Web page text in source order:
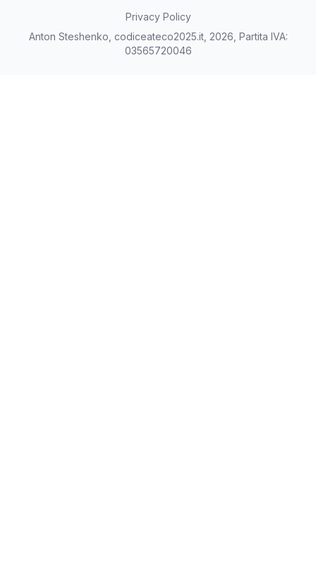
Privacy Policy
Anton Steshenko, codiceateco2025.it, 2026, Partita IVA:
03565720046